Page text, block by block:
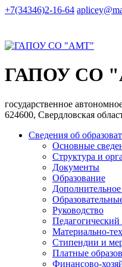
+7(34346)2-16-64
ГАПОУ СО
государственное
624600, Свердловская
Сведения об
Основные
Структура и
Документы
Образование
Руководство
Педагогический
Материально-
Стипендии и
Платные
Финансово-